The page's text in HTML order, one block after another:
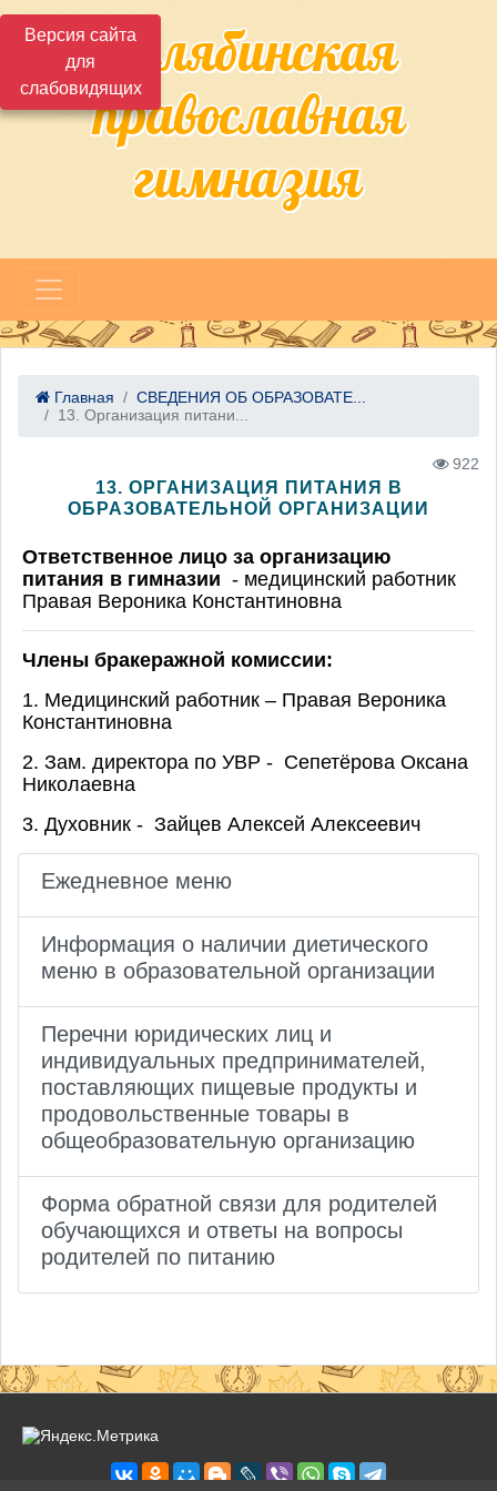
Версия сайта
для
слабовидящихЧелябинская
православная
гимназия
Главная
СВЕДЕНИЯ ОБ ОБРАЗОВАТЕ...
13. Организация питани...
922
13. ОРГАНИЗАЦИЯ ПИТАНИЯ В
ОБРАЗОВАТЕЛЬНОЙ ОРГАНИЗАЦИИ
Ответственное лицо за организацию
питания в гимназии - медицинский работник
Правая Вероника Константиновна
Члены бракеражной комиссии:
1. Медицинский работник – Правая Вероника
Константиновна
2. Зам. директора по УВР - Сепетёрова Оксана
Николаевна
3. Духовник - Зайцев Алексей Алексеевич
Ежедневное меню
Информация о наличии диетического
меню в образовательной организации
Перечни юридических лиц и
индивидуальных предпринимателей,
поставляющих пищевые продукты и
продовольственные товары в
общеобразовательную организацию
Форма обратной связи для родителей
обучающихся и ответы на вопросы
родителей по питанию